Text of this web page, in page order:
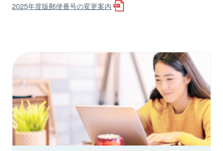
2025年度版郵便番号の変更案内